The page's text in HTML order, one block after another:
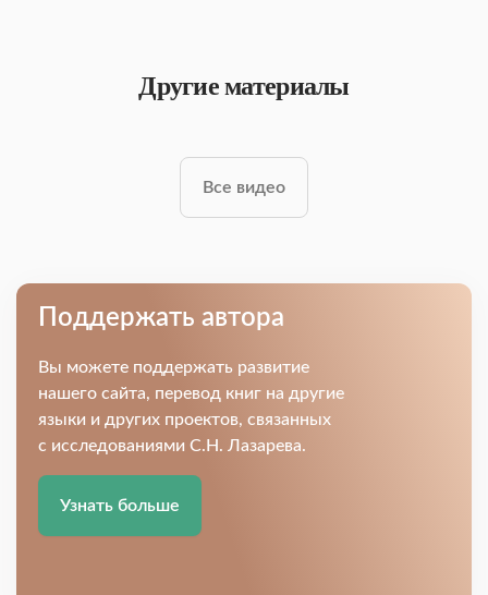
Другие материалы
Все видео
Поддержать автора
Вы можете поддержать развитие
нашего сайта, перевод книг на другие
языки и других проектов, связанных
с исследованиями С.Н. Лазарева.
Узнать больше